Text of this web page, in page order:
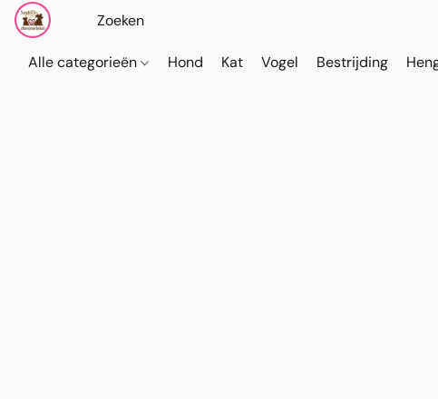
Alle categorieën Hond Kat Vogel Bestrijding